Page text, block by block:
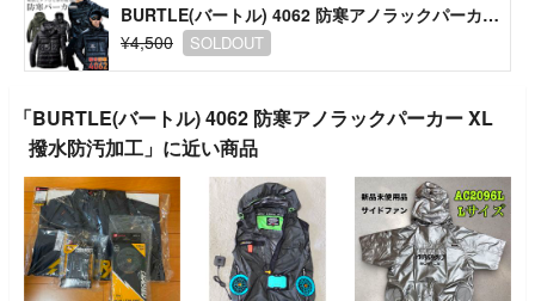
BURTLE(バートル) 4062 防寒アノラックパーカー XL 撥水防汚加工
¥4,500
SOLDOUT
「BURTLE(バートル) 4062 防寒アノラックパーカー XL
撥水防汚加工」に近い商品